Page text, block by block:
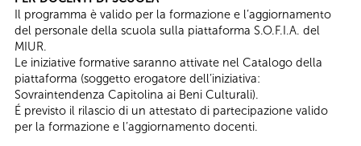
Il programma è valido per la formazione e l’aggiornamento
del personale della scuola sulla piattaforma S.O.F.I.A. del
MIUR.
Le iniziative formative saranno attivate nel Catalogo della
piattaforma (soggetto erogatore dell’iniziativa:
Sovraintendenza Capitolina ai Beni Culturali).
É previsto il rilascio di un attestato di partecipazione valido
per la formazione e l’aggiornamento docenti.